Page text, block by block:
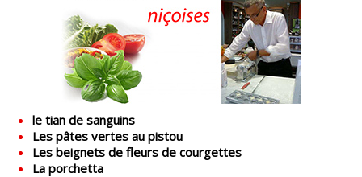
le tian de sanguins
Les pâtes vertes au pistou
Les beignets de fleurs de courgettes
La porchetta